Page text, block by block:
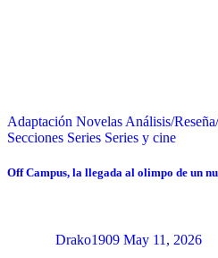
Adaptación Novelas Análisis/
Secciones Series Series y cine
Off Campus, la llegada al olimpo de un
Drako1909 May 11, 2026